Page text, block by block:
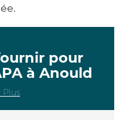
pour
à Anould
Plus